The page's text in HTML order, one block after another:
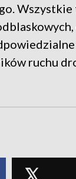
Wszystkie
ruchu